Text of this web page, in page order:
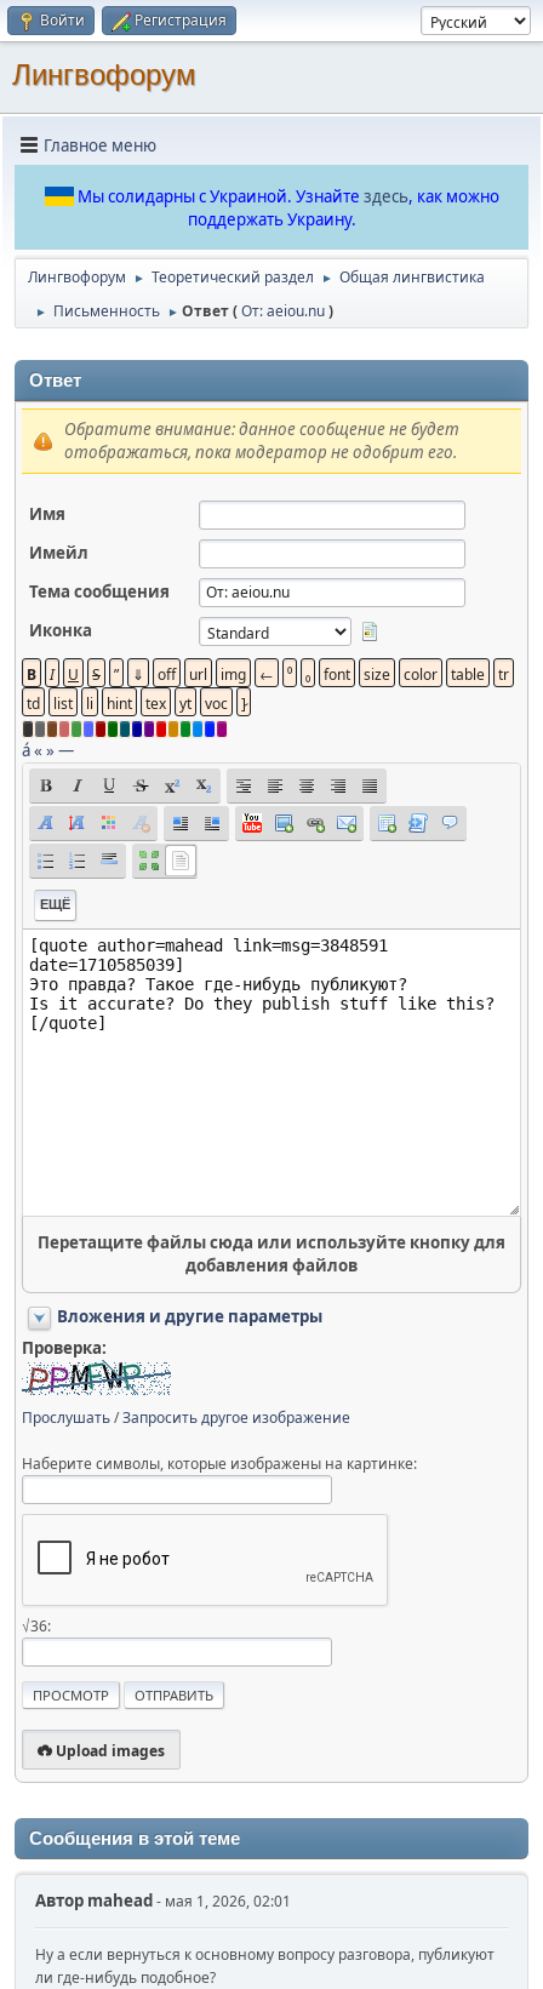
Войти Регистрация
Лингвофорум
Главное меню
Мы солидарны с Украиной. Узнайте здесь, как можно
поддержать Украину.
Лингвофорум ► Теоретический раздел ► Общая лингвистика
► Письменность ► Ответ (От: aeiou.nu)
Ответ
Обратите внимание: данное сообщение не будет
отображаться, пока модератор не одобрит его.
Имя
Имейл
Тема сообщения
Иконка
á« »—
ЕЩЁ
Перетащите файлы сюда или используйте кнопку для
добавления файлов
Вложения и другие параметры
Проверка:
Прослушать/Запросить другое изображение
Наберите символы, которые изображены на картинке:
√36:
Upload images
Сообщения в этой теме
Автор mahead- мая 1, 2026, 02:01
Ну а если вернуться к основному вопросу разговора, публикуют
ли где-нибудь подобное?